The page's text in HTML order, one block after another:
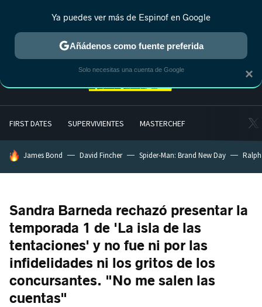
FIRST DATES SUPERVIVIENTES MASTERCHEF
HOY SE HABLA DE
James Bond David Fincher Spider-Man: Brand New Day
Sandra Barneda rechazó presentar la
temporada 1 de 'La isla de las
tentaciones' y no fue ni por las
infidelidades ni los gritos de los
concursantes. "No me salen las
cuentas"
×
Ya puedes ver más de Espinof en Google
Añádenos como fuente preferida
Solo necesitas una cuenta de Google